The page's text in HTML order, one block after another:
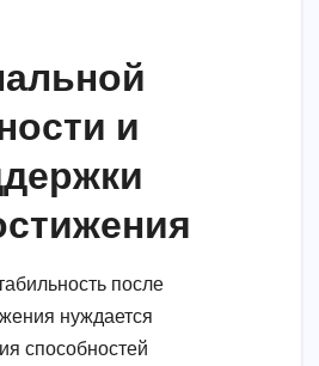
и
после
нуждается
способностей